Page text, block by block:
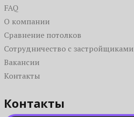
FAQ
О компании
Сравнение потолков
Сотрудничество с застройщиками
Вакансии
Контакты
Контакты